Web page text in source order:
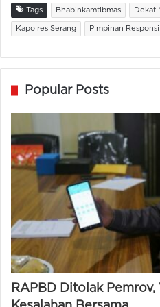
Tags Bhabinkamtibmas Dekat
Kapolres Serang Pimpinan
Popular Posts
RAPBD Ditolak